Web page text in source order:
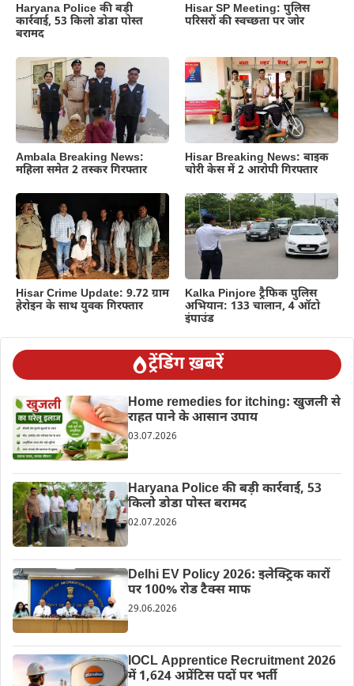
Haryana Police की बड़ी
कार्रवाई, 53 किलो डोडा पोस्त
बरामद
Hisar SP Meeting: पुलिस
परिसरों की स्वच्छता पर जोर
Ambala Breaking News:
महिला समेत 2 तस्कर गिरफ्तार
Hisar Breaking News: बाइक
चोरी केस में 2 आरोपी गिरफ्तार
Hisar Crime Update: 9.72 ग्राम
हेरोइन के साथ युवक गिरफ्तार
Kalka Pinjore ट्रैफिक पुलिस
अभियान: 133 चालान, 4 ऑटो
इंपाउंड
ट्रेंडिंग ख़बरें
Home remedies for itching: खुजली से
राहत पाने के आसान उपाय
03.07.2026
Haryana Police की बड़ी कार्रवाई, 53
किलो डोडा पोस्त बरामद
02.07.2026
Delhi EV Policy 2026: इलेक्ट्रिक कारों
पर 100% रोड टैक्स माफ
29.06.2026
IOCL Apprentice Recruitment 2026
में 1,624 अप्रेंटिस पदों पर भर्ती